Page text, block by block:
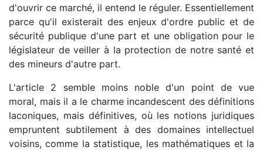
d'ouvrir ce marché, il entend le réguler. Essentiellement
parce qu'il existerait des enjeux d'ordre public et de
sécurité publique d'une part et une obligation pour le
législateur de veiller à la protection de notre santé et
des mineurs d'autre part.
L'article 2 semble moins noble d'un point de vue
moral, mais il a le charme incandescent des définitions
laconiques, mais définitives, où les notions juridiques
empruntent subtilement à des domaines intellectuel
voisins, comme la statistique, les mathématiques et la